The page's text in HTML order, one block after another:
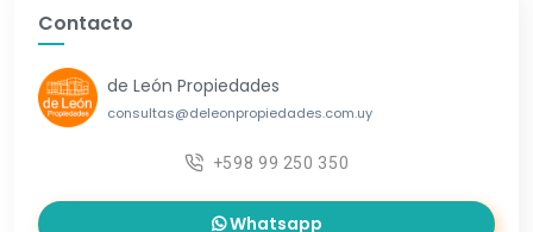
Contacto
de León Propiedades
consultas@deleonpropiedades.com.uy
+598 99 250 350
Whatsapp